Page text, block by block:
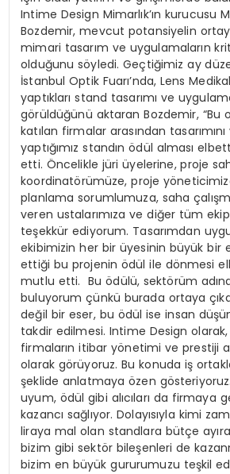
Intime Design Mimarlık’ın kurucusu
Bozdemir, mevcut potansiyelin
mimari tasarım ve uygulamaların
olduğunu söyledi. Geçtiğimiz ay
İstanbul Optik Fuarı’nda, Lens
yaptıkları stand tasarımı ve
görüldüğünü aktaran Bozdemir, “Bu
katılan firmalar arasından
yaptığımız standın ödül alması
etti. Öncelikle jüri üyelerine, proje
koordinatörümüze, proje
planlama sorumlumuza, saha
veren ustalarımıza ve diğer tüm ekip
teşekkür ediyorum. Tasarımdan
ekibimizin her bir üyesinin büyük bir
ettiği bu projenin ödül ile dönmesi
mutlu etti. Bu ödülü, sektörüm
buluyorum çünkü burada ortaya
değil bir eser, bu ödül ise insan
takdir edilmesi. Intime Design olarak,
firmaların itibar yönetimi ve prestiji
olarak görüyoruz. Bu konuda iş
şeklide anlatmaya özen
uyum, ödül gibi alıcıları da firmaya
kazancı sağlıyor. Dolayısıyla kimi
liraya mal olan standlara bütçe
bizim gibi sektör bileşenleri de
bizim en büyük gururumuzu teşkil